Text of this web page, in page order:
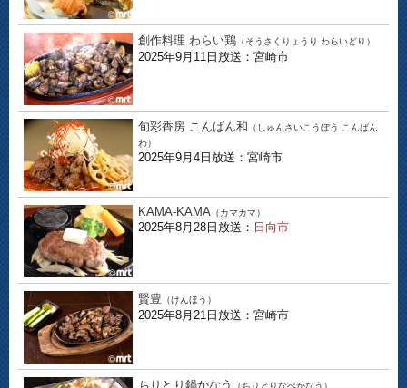
創作料理 わらい鶏 （そうさくりょうり わらいどり）
2025年9月11日放送：宮崎市
旬彩香房 こんばん和 （しゅんさいこうぼう こんばん
わ）
2025年9月4日放送：宮崎市
KAMA-KAMA （カマカマ）
2025年8月28日放送： 日向市
賢豊 （けんほう）
2025年8月21日放送：宮崎市
ちりとり鍋かなう （ちりとりなべかなう）